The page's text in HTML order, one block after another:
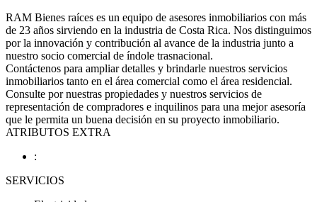
RAM Bienes raíces es un equipo de asesores inmobiliarios con más
de 23 años sirviendo en la industria de Costa Rica. Nos distinguimos
por la innovación y contribución al avance de la industria junto a
nuestro socio comercial de índole trasnacional.
Contáctenos para ampliar detalles y brindarle nuestros servicios
inmobiliarios tanto en el área comercial como el área residencial.
Consulte por nuestras propiedades y nuestros servicios de
representación de compradores e inquilinos para una mejor asesoría
que le permita un buena decisión en su proyecto inmobiliario.
ATRIBUTOS EXTRA
:
SERVICIOS